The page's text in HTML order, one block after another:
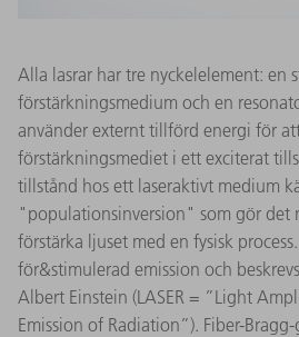
Alla lasrar har tre nyckelelement: en
förstärkningsmedium och en
använder externt tillförd energi för
förstärkningsmediet i ett exciterat
tillstånd hos ett laseraktivt medium
"populationsinversion" som gör det
förstärka ljuset med en fysisk
för&stimulerad emission och
Albert Einstein (LASER = ”Light
Emission of Radiation”). Fiber-